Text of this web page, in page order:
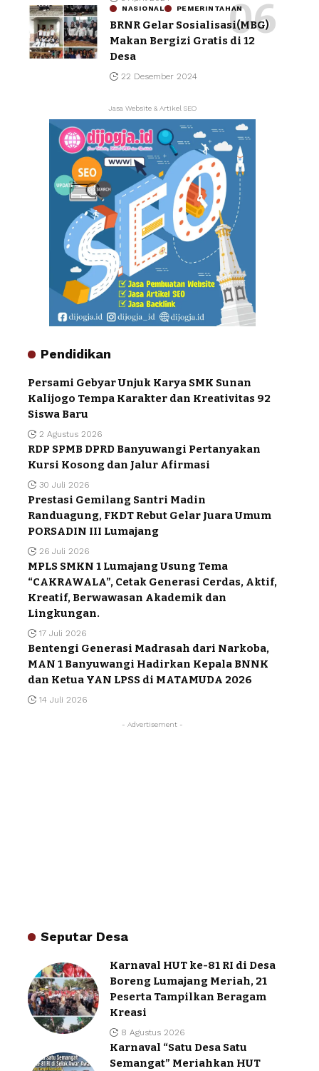
NASIONAL PEMERINTAHAN
BRNR Gelar Sosialisasi(MBG)
Makan Bergizi Gratis di 12
Desa
22 Desember 2024
Jasa Website & Artikel SEO
Pendidikan
Persami Gebyar Unjuk Karya SMK Sunan
Kalijogo Tempa Karakter dan Kreativitas 92
Siswa Baru
2 Agustus 2026
RDP SPMB DPRD Banyuwangi Pertanyakan
Kursi Kosong dan Jalur Afirmasi
30 Juli 2026
Prestasi Gemilang Santri Madin
Randuagung, FKDT Rebut Gelar Juara Umum
PORSADIN III Lumajang
26 Juli 2026
MPLS SMKN 1 Lumajang Usung Tema
“CAKRAWALA”, Cetak Generasi Cerdas, Aktif,
Kreatif, Berwawasan Akademik dan
Lingkungan.
17 Juli 2026
Bentengi Generasi Madrasah dari Narkoba,
MAN 1 Banyuwangi Hadirkan Kepala BNNK
dan Ketua YAN LPSS di MATAMUDA 2026
14 Juli 2026
- Advertisement -
Seputar Desa
Karnaval HUT ke-81 RI di Desa
Boreng Lumajang Meriah, 21
Peserta Tampilkan Beragam
Kreasi
8 Agustus 2026
Karnaval “Satu Desa Satu
Semangat” Meriahkan HUT